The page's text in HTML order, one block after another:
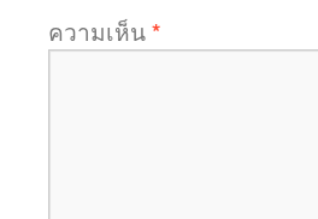
ความเห็น*